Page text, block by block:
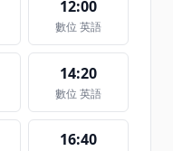
12:00
數位 英語
14:20
數位 英語
16:40